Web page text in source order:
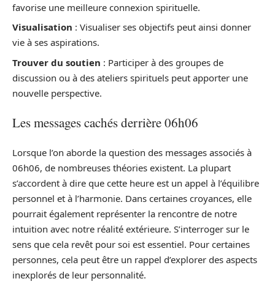
favorise une meilleure connexion spirituelle.
Visualisation : Visualiser ses objectifs peut ainsi donner
vie à ses aspirations.
Trouver du soutien : Participer à des groupes de
discussion ou à des ateliers spirituels peut apporter une
nouvelle perspective.
Les messages cachés derrière 06h06
Lorsque l’on aborde la question des messages associés à
06h06, de nombreuses théories existent. La plupart
s’accordent à dire que cette heure est un appel à l’équilibre
personnel et à l’harmonie. Dans certaines croyances, elle
pourrait également représenter la rencontre de notre
intuition avec notre réalité extérieure. S’interroger sur le
sens que cela revêt pour soi est essentiel. Pour certaines
personnes, cela peut être un rappel d’explorer des aspects
inexplorés de leur personnalité.